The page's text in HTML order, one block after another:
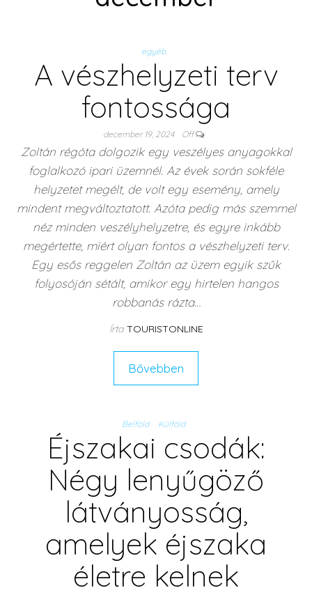
egyéb
A vészhelyzeti terv
fontossága
december 19, 2024 Off
Zoltán régóta dolgozik egy veszélyes anyagokkal
foglalkozó ipari üzemnél. Az évek során sokféle
helyzetet megélt, de volt egy esemény, amely
mindent megváltoztatott. Azóta pedig más szemmel
néz minden veszélyhelyzetre, és egyre inkább
megértette, miért olyan fontos a vészhelyzeti terv.
Egy esős reggelen Zoltán az üzem egyik szűk
folyosóján sétált, amikor egy hirtelen hangos
robbanás rázta…
Írta TOURISTONLINE
Bővebben
Belföld Külföld
Éjszakai csodák:
Négy lenyűgöző
látványosság,
amelyek éjszaka
életre kelnek